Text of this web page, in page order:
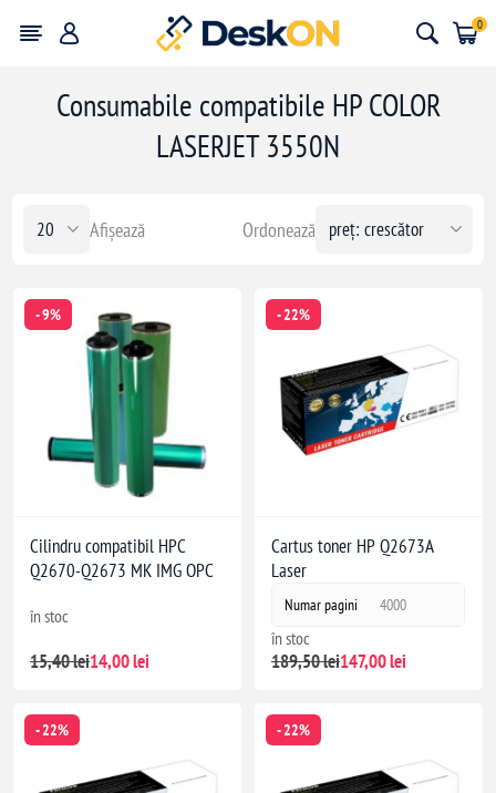
0
Consumabile compatibile HP COLOR
LASERJET 3550N
Ordonează
Afișează
- 9%
Cilindru compatibil HPC
Q2670-Q2673 MK IMG OPC
în stoc
15,40 lei14,00 lei
- 22%
Cartus toner HP Q2673A
Laser
Numar pagini 4000
în stoc
189,50 lei147,00 lei
- 22% - 22%